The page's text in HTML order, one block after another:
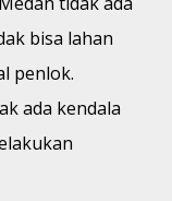
bisa lahan
penlok.
ada kendala